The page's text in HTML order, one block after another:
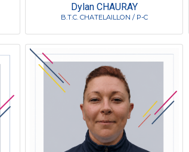
Dylan CHAURAY
B.T.C. CHATELAILLON / P-C